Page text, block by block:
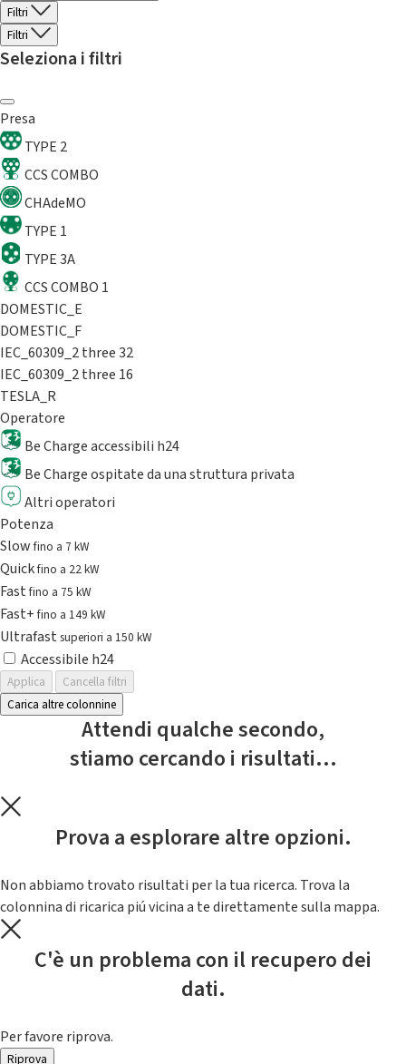
Filtri
Filtri
Seleziona i filtri
Presa
TYPE 2
CCS COMBO
CHAdeMO
TYPE 1
TYPE 3A
CCS COMBO 1
DOMESTIC_E
DOMESTIC_F
IEC_60309_2 three 32
IEC_60309_2 three 16
TESLA_R
Operatore
Be Charge accessibili h24
Be Charge ospitate da una struttura privata
Altri operatori
Potenza
Slowfino a 7 kW
Quickfino a 22 kW
Fastfino a 75 kW
Fast+fino a 149 kW
Ultrafast superiori a 150 kW
Accessibile h24
Applica
Cancella filtri
Carica altre colonnine
Attendi qualche secondo,
stiamo cercando i risultati...
Prova a esplorare altre opzioni.
Non abbiamo trovato risultati per la tua ricerca. Trova la
colonnina di ricarica piú vicina a te direttamente sulla mappa.
C'è un problema con il recupero dei
dati.
Per favore riprova.
Riprova